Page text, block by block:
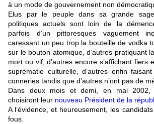
à un mode de gouvernement non
Elus par le peuple dans sa grande
politiques actuels sont loin de la
parfois d’un pittoresques vaguement
caressant un peu trop la bouteille de vodka
sur le bouton atomique, d’autres pratiquant
mort ou vif, d’autres encore s’affichant fiers
suprématie culturelle, d’autres enfin
conneries tandis que d’autres n’ont pas de
Dans deux mois et demi, en mai 2002,
choisiront leur nouveau Président de la
A l’évidence, et heureusement, les
fous.